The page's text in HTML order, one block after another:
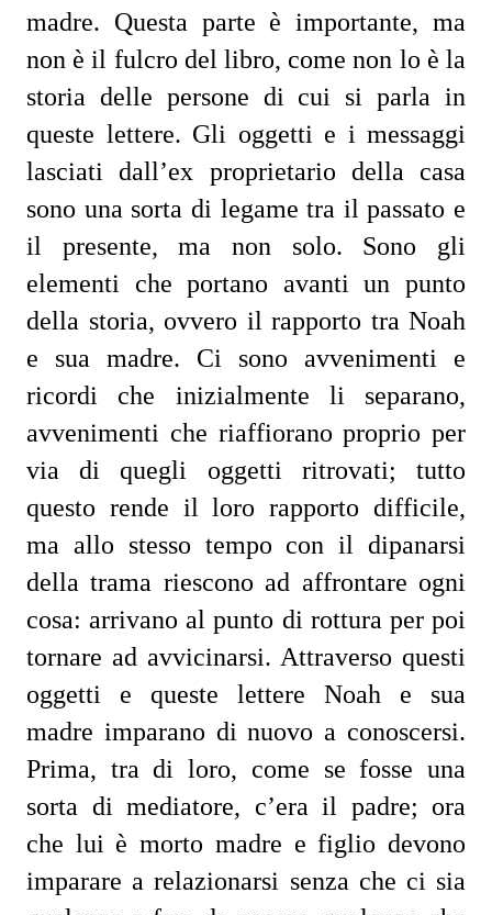
madre. Questa parte è importante, ma
non è il fulcro del libro, come non lo è la
storia delle persone di cui si parla in
queste lettere. Gli oggetti e i messaggi
lasciati dall’ex proprietario della casa
sono una sorta di legame tra il passato e
il presente, ma non solo. Sono gli
elementi che portano avanti un punto
della storia, ovvero il rapporto tra Noah
e sua madre. Ci sono avvenimenti e
ricordi che inizialmente li separano,
avvenimenti che riaffiorano proprio per
via di quegli oggetti ritrovati; tutto
questo rende il loro rapporto difficile,
ma allo stesso tempo con il dipanarsi
della trama riescono ad affrontare ogni
cosa: arrivano al punto di rottura per poi
tornare ad avvicinarsi. Attraverso questi
oggetti e queste lettere Noah e sua
madre imparano di nuovo a conoscersi.
Prima, tra di loro, come se fosse una
sorta di mediatore, c’era il padre; ora
che lui è morto madre e figlio devono
imparare a relazionarsi senza che ci sia